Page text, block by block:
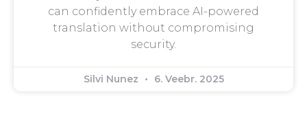
can confidently embrace AI-powered
translation without compromising
security.
Silvi Nunez 6. Veebr. 2025